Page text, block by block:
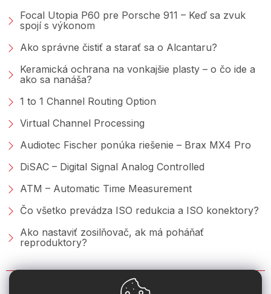
Focal Utopia P60 pre Porsche 911 – Keď sa zvuk
spojí s výkonom
Ako správne čistiť a starať sa o Alcantaru?
Keramická ochrana na vonkajšie plasty – o čo ide a
ako sa nanáša?
1 to 1 Channel Routing Option
Virtual Channel Processing
Audiotec Fischer ponúka riešenie – Brax MX4 Pro
DiSAC – Digital Signal Analog Controlled
ATM – Automatic Time Measurement
Čo všetko prevádza ISO redukcia a ISO konektory?
Ako nastaviť zosilňovač, ak má poháňať
reproduktory?
KONTAKT